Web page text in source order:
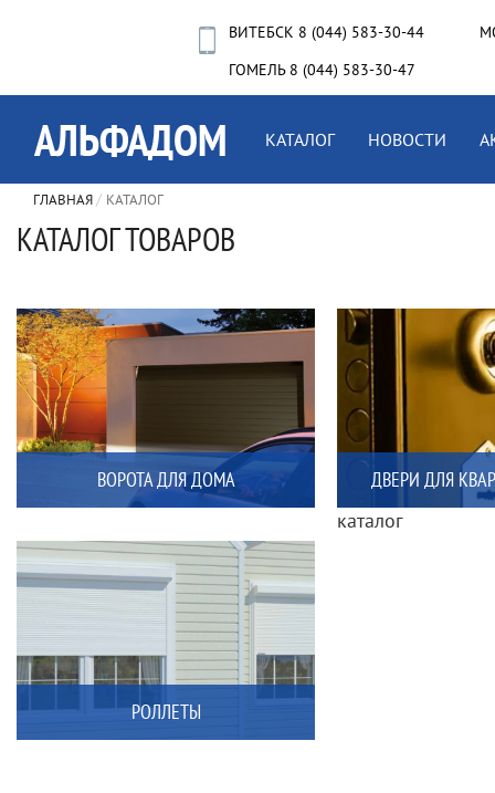
ВИТЕБСК 8 (044) 583-30-44
ГОМЕЛЬ 8 (044) 583-30-47
КАТАЛОГ НОВОСТИ
ГЛАВНАЯ КАТАЛОГ
КАТАЛОГ ТОВАРОВ
ВОРОТА ДЛЯ ДОМА ДВЕРИ ДЛЯ
РОЛЛЕТЫ
каталог